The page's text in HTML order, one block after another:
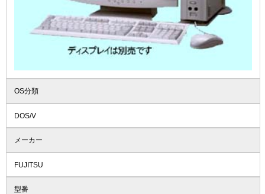
OS分類
DOS/V
メーカー
FUJITSU
型番